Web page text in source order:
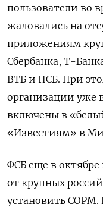
пользователи во
жаловались на
приложениям
Сбербанка, Т-
ВТБ и ПСБ. При
организации уже
включены в
«Известиям» в
ФСБ еще в октябре
от крупных
установить СОРМ.